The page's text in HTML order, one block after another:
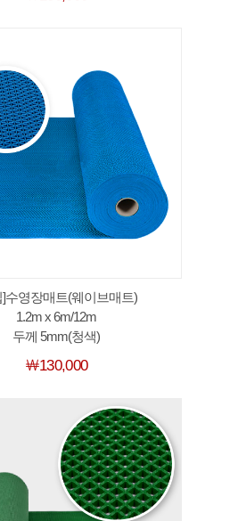
]수영장매트(웨이브매트)
1.2m x 6m/12m
두께 5mm(청색)
￦130,000